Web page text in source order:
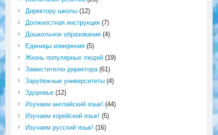
Директору школы(12)
Должностная инструкция(7)
Дошкольное образование(4)
Единицы измерения(5)
Жизнь популярных людей(19)
Заместителю директора(61)
Зарубежные университеты(4)
Здоровье(12)
Изучаем английский язык! (44)
Изучаем корейский язык! (5)
Изучаем русский язык! (16)